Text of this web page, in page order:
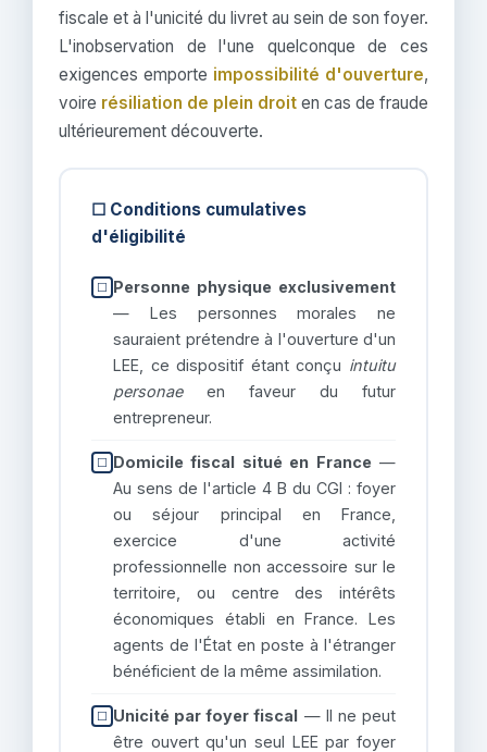
fiscale et à l'unicité du livret au sein de son foyer.
L'inobservation de l'une quelconque de ces
exigences emporte impossibilité d'ouverture,
voire résiliation de plein droit en cas de fraude
ultérieurement découverte.
☐ Conditions cumulatives
d'éligibilité
☐ Personne physique exclusivement
— Les personnes morales ne
sauraient prétendre à l'ouverture d'un
LEE, ce dispositif étant conçu intuitu
personaeen faveur du futur
entrepreneur.
☐ Domicile fiscal situé en France —
Au sens de l'article 4 B du CGI : foyer
ou séjour principal en France,
exercice d'une activité
professionnelle non accessoire sur le
territoire, ou centre des intérêts
économiques établi en France. Les
agents de l'État en poste à l'étranger
bénéficient de la même assimilation.
☐ Unicité par foyer fiscal — Il ne peut
être ouvert qu'un seul LEE par foyer